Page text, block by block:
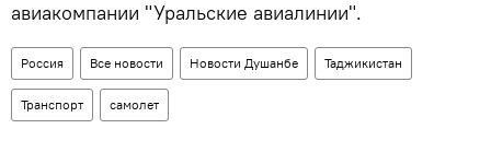
авиакомпании "Уральские авиалинии".
Россия Все новости Новости Душанбе Таджикистан
Транспорт самолет